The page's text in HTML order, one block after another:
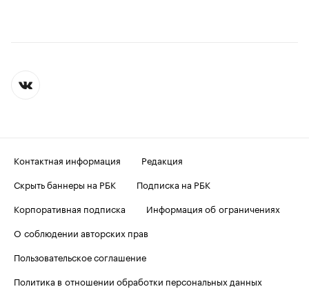
Контактная информация
Редакция
Скрыть баннеры на РБК
Подписка на РБК
Корпоративная подписка
Информация об ограничениях
О соблюдении авторских прав
Пользовательское соглашение
Политика в отношении обработки персональных данных